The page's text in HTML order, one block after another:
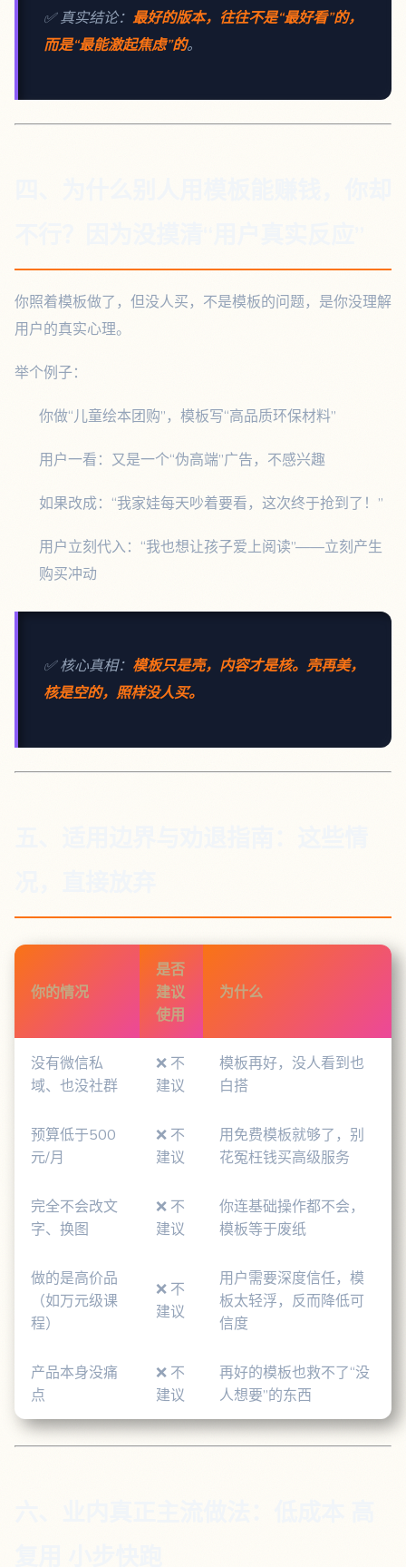
✅ 真实结论： 最好的版本，往往不是“最好看”的，
而是“最能激起焦虑”的。
你照着模板做了，但没人买，不是模板的问题，是你没理解
用户的真实心理。
举个例子：
你做“儿童绘本团购”，模板写“高品质环保材料”
用户一看：又是一个“伪高端”广告，不感兴趣
如果改成：“我家娃每天吵着要看，这次终于抢到了！”
用户立刻代入：“我也想让孩子爱上阅读”——立刻产生
购买冲动
✅ 核心真相： 模板只是壳，内容才是核。壳再美，
核是空的，照样没人买。
你的情况
是否
建议
使用
为什么
没有微信私
域、也没社群
❌ 不
建议
模板再好，没人看到也
白搭
预算低于500
元/月
❌ 不
建议
用免费模板就够了，别
花冤枉钱买高级服务
完全不会改文
字、换图
❌ 不
建议
你连基础操作都不会，
模板等于废纸
做的是高价品
（如万元级课
程）
❌ 不
建议
用户需要深度信任，模
板太轻浮，反而降低可
信度
产品本身没痛
点
❌ 不
建议
再好的模板也救不了“没
人想要”的东西